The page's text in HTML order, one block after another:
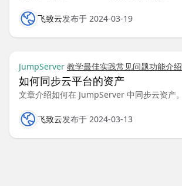
飞致云发布于 2024-03-19
JumpServer 教学最佳实践常见问题功能介绍
如何同步云平台的资产
文章介绍如何在 JumpServer 中同步云资产。
飞致云发布于 2024-03-13